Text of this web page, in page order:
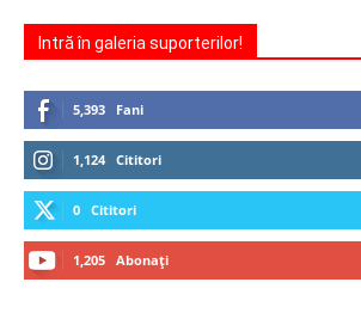
Intră în galeria suporterilor!
5,393 Fani
1,124 Cititori
0 Cititori
1,205 Abonați